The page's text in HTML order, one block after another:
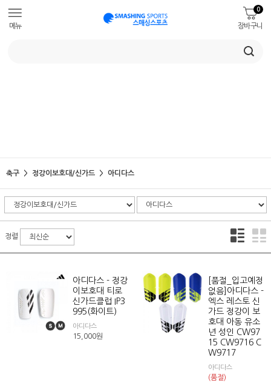
메뉴 장바구니
0
축구 정강이보호대/신가드 아디다스
정렬
아디다스 - 정강
이보호대 티로
신가드클럽 IP3
995(화이트)
아디다스
15,000원
[품절_입고예정
없음]아디다스 -
엑스 레스토 신
가드 정강이 보
호대 아동 유소
년 성인 CW97
15 CW9716 C
W9717
아디다스
(품절)